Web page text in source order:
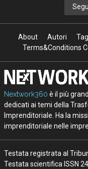
About Autori
Terms&Conditions
Nextwork360 è il più
dedicati ai temi della
Imprenditoriale. Ha la
imprenditoriale nelle
Testata registrata al
Testata scientifica ISSN